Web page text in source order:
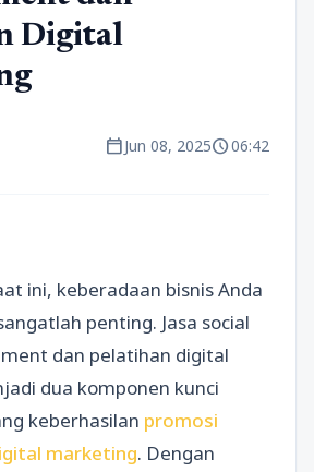
Digital
calendar_todayJun 08, 2025schedule06:42
ini, keberadaan bisnis Anda
penting. Jasa social
dan pelatihan digital
dua komponen kunci
keberhasilan promosi
marketing. Dengan